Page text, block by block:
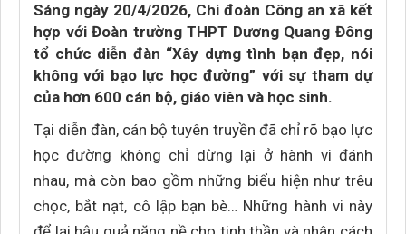
Sáng ngày 20/4/2026, Chi đoàn Công an xã kết
hợp với Đoàn trường THPT Dương Quang Đông
tổ chức diễn đàn “Xây dựng tình bạn đẹp, nói
không với bạo lực học đường” với sự tham dự
của hơn 600 cán bộ, giáo viên và học sinh.
Tại diễn đàn, cán bộ tuyên truyền đã chỉ rõ bạo lực
học đường không chỉ dừng lại ở hành vi đánh
nhau, mà còn bao gồm những biểu hiện như trêu
chọc, bắt nạt, cô lập bạn bè… Những hành vi này